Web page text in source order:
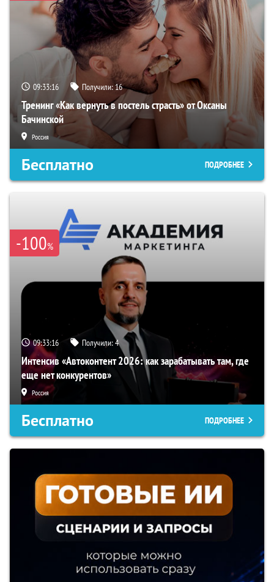
09:33:16 Получили:16
Тренинг «Как вернуть в постель страсть» от Оксаны
Бачинской
Россия
Бесплатно ПОДРОБНЕЕ
-100%
09:33:16 Получили:4
Интенсив «Автоконтент 2026: как зарабатывать там, где
еще нет конкурентов»
Россия
Бесплатно ПОДРОБНЕЕ